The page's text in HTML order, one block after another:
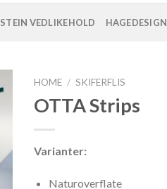
STEIN VEDLIKEHOLD HAGEDESIGN
HOME / SKIFERFLIS
OTTA Strips
Varianter:
Naturoverflate